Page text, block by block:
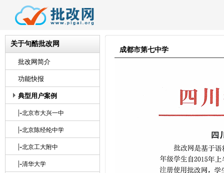
关于句酷批改网
批改网简介
功能快报
典型用户案例
|-北京市大兴一中
|-北京陈经纶中学
|-北京工大附中
|-清华大学
成都市第七中学